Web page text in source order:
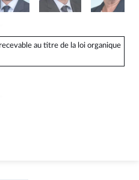
au titre de la loi organique